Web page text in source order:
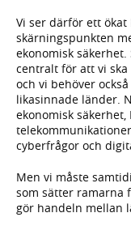
Vi ser därför ett
skärningspunkten
ekonomisk
centralt för att vi ska
och vi behöver
likasinnade länder.
ekonomisk
cyberfrågor och
Men vi måste
som sätter ramarna
gör handeln mellan